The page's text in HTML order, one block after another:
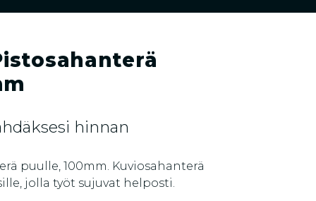
hinnan
puulle, 100mm. Kuviosahanterä
jolla työt sujuvat helposti.